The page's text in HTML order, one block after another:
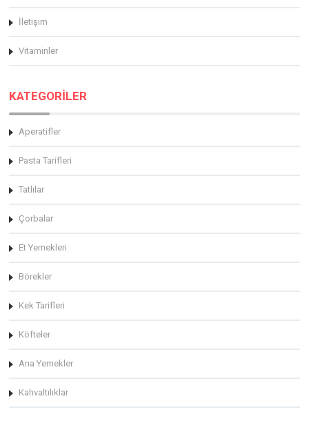
İletişim
Vitaminler
KATEGORİLER
Aperatifler
Pasta Tarifleri
Tatlılar
Çorbalar
Et Yemekleri
Börekler
Kek Tarifleri
Köfteler
Ana Yemekler
Kahvaltılıklar